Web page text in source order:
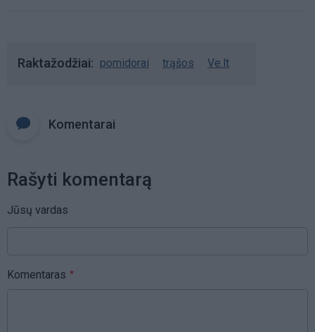
Raktažodžiai pomidorai trąšos Ve.lt
Komentarai
Rašyti komentarą
Jūsų vardas
Komentaras